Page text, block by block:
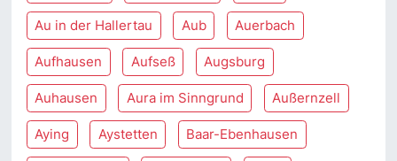
Au in der Hallertau Aub Auerbach
Aufhausen Aufseß Augsburg
Auhausen Aura im Sinngrund Außernzell
Aying Aystetten Baar-Ebenhausen